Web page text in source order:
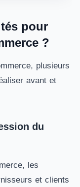
pour
?
plusieurs
avant et
du
les
et clients